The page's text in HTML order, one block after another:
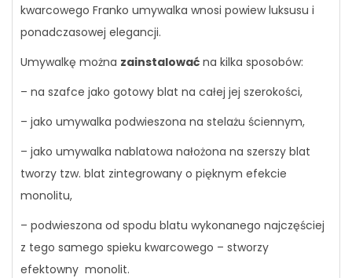
kwarcowego Franko umywalka wnosi powiew luksusu i
ponadczasowej elegancji.
Umywalkę można zainstalować na kilka sposobów:
– na szafce jako gotowy blat na całej jej szerokości,
– jako umywalka podwieszona na stelażu ściennym,
– jako umywalka nablatowa nałożona na szerszy blat
tworzy tzw. blat zintegrowany o pięknym efekcie
monolitu,
– podwieszona od spodu blatu wykonanego najczęściej
z tego samego spieku kwarcowego – stworzy
efektowny monolit.